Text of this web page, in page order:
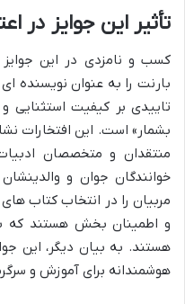
تأثیر این جوایز در
کسب و نامزدی در این
بارنت را به عنوان نویسنده
تاییدی بر کیفیت استثنایی و
بشمار» است. این افتخارات
منتقدان و متخصصان
خوانندگان جوان و
مربیان را در انتخاب کتاب
و اطمینان بخش هستند که با
هستند. به بیان دیگر، این
هوشمندانه برای آموزش و